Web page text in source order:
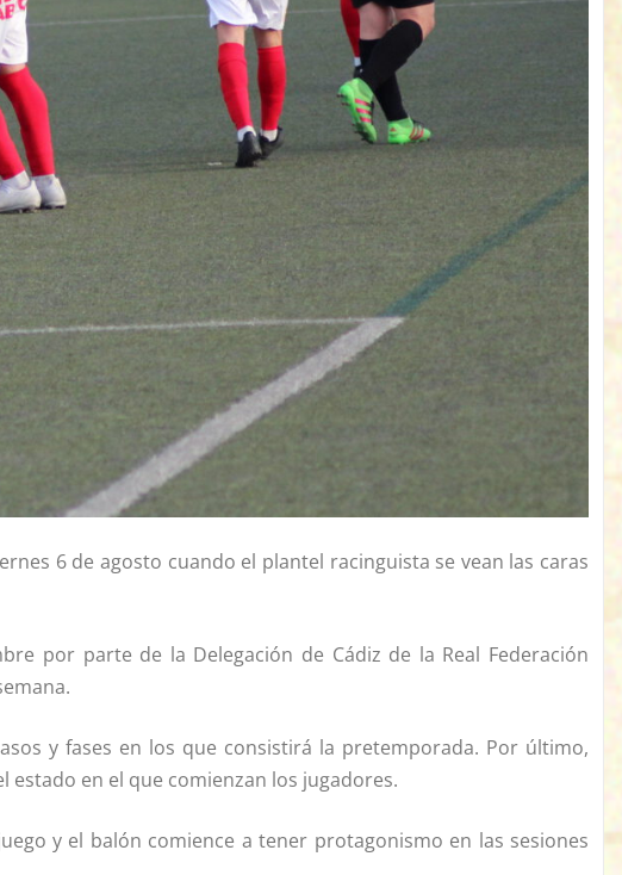
6 de agosto cuando el plantel racinguista se vean las caras
por parte de la Delegación de Cádiz de la Real Federación
y fases en los que consistirá la pretemporada. Por último,
en el que comienzan los jugadores.
y el balón comience a tener protagonismo en las sesiones